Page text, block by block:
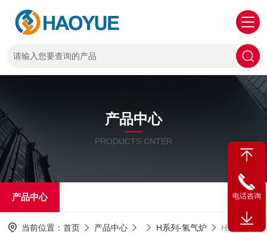
产品中心
PRODUCTS CNTER
产品中心
当前位置： 首页 产品中心 H系列-氢气炉 H系列氢气炉 - 立式
电话咨询